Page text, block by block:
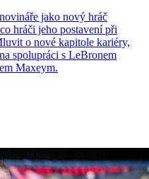
jako nový hráč
hráči jeho postavení při
o nové kapitole kariéry,
spolupráci s LeBronem
Maxeym.